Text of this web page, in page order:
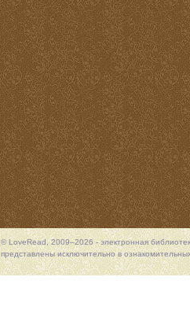
© LoveRead, 2009–2026 - электронная
представлены исключительно в